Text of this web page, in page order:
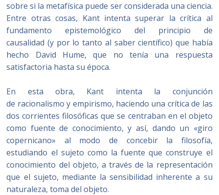
sobre si la metafísica puede ser considerada una ciencia.
Entre otras cosas, Kant intenta superar la crítica al
fundamento epistemológico del principio de
causalidad (y por lo tanto al saber científico) que había
hecho David Hume, que no tenía una respuesta
satisfactoria hasta su época.
En esta obra, Kant intenta la conjunción
de racionalismo y empirismo, haciendo una crítica de las
dos corrientes filosóficas que se centraban en el objeto
como fuente de conocimiento, y así, dando un «giro
copernicano» al modo de concebir la filosofía,
estudiando el sujeto como la fuente que construye el
conocimiento del objeto, a través de la representación
que el sujeto, mediante la sensibilidad inherente a su
naturaleza, toma del objeto.